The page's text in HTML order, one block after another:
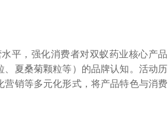
平，强化消费者对双蚁药业核心产品
、夏桑菊颗粒等）的品牌认知。活动历
销等多元化形式，将产品特色与消费